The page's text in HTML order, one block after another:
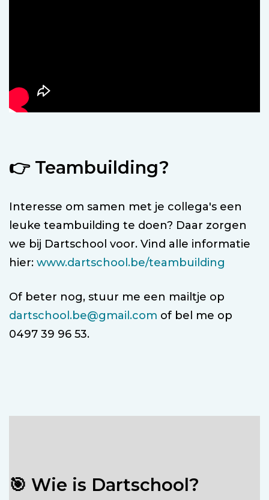
👉 Teambuilding?
Interesse om samen met je collega's een
leuke teambuilding te doen? Daar zorgen
we bij Dartschool voor. Vind alle informatie
hier: www.dartschool.be/teambuilding
Of beter nog, stuur me een mailtje op
dartschool.be@gmail.com of bel me op
0497 39 96 53.
🎯 Wie is Dartschool?